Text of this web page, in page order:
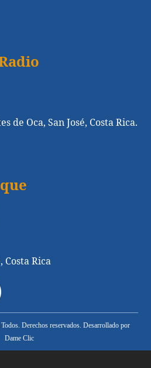
de Oca, San José, Costa Rica.
Costa Rica
Derechos reservados. Desarrollado por
Dame Clic